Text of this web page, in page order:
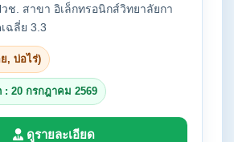
ช. สาขา อิเล็กทรอนิกส์วิทยาลัยกา
ฉลี่ย 3.3
, บ่อไร่)
: 20 กรกฎาคม 2569
ดูรายละเอียด